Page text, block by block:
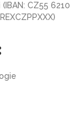
(IBAN: CZ55 6210